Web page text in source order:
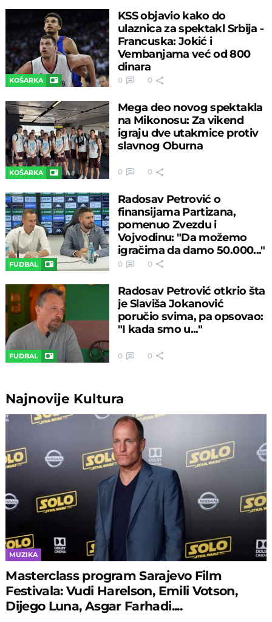
KOŠARKA
KSS objavio kako do
ulaznica za spektakl Srbija -
Francuska: Jokić i
Vembanjama već od 800
dinara
0 0
KOŠARKA
Mega deo novog spektakla
na Mikonosu: Za vikend
igraju dve utakmice protiv
slavnog Oburna
0 0
FUDBAL
Radosav Petrović o
finansijama Partizana,
pomenuo Zvezdu i
Vojvodinu: "Da možemo
igračima da damo 50.000..."
0 0
FUDBAL
Radosav Petrović otkrio šta
je Slaviša Jokanović
poručio svima, pa opsovao:
"I kada smo u..."
0 0
Najnovije Kultura
MUZIKA
Masterclass program Sarajevo Film
Festivala: Vudi Harelson, Emili Votson,
Dijego Luna, Asgar Farhadi....